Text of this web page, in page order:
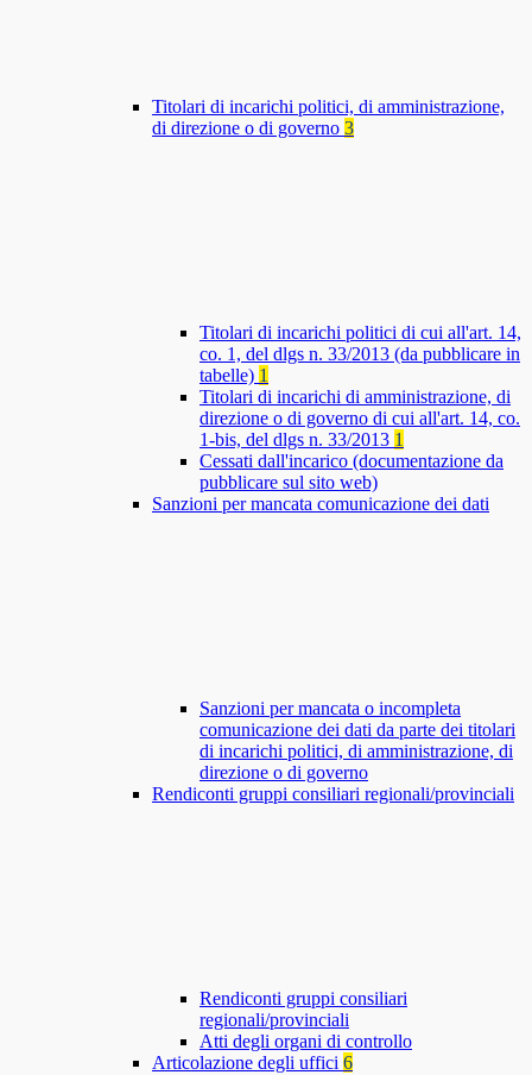
Titolari di incarichi politici, di amministrazione,
di direzione o di governo 3
Titolari di incarichi politici di cui all'art. 14,
co. 1, del dlgs n. 33/2013 (da pubblicare in
tabelle) 1
Titolari di incarichi di amministrazione, di
direzione o di governo di cui all'art. 14, co.
1-bis, del dlgs n. 33/2013 1
Cessati dall'incarico (documentazione da
pubblicare sul sito web)
Sanzioni per mancata comunicazione dei dati
Sanzioni per mancata o incompleta
comunicazione dei dati da parte dei titolari
di incarichi politici, di amministrazione, di
direzione o di governo
Rendiconti gruppi consiliari regionali/provinciali
Rendiconti gruppi consiliari
regionali/provinciali
Atti degli organi di controllo
Articolazione degli uffici 6